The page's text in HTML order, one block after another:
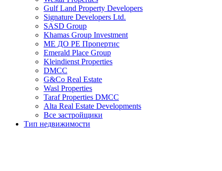
Gulf Land Property Developers
Signature Developers Ltd.
SASD Group
Khamas Group Investment
МЕ ДО РЕ Пропертис
Emerald Place Group
Kleindienst Properties
DMCC
G&Co Real Estate
Wasl Properties
Taraf Properties DMCC
Alta Real Estate Developments
Все застройщики
Тип недвижимости